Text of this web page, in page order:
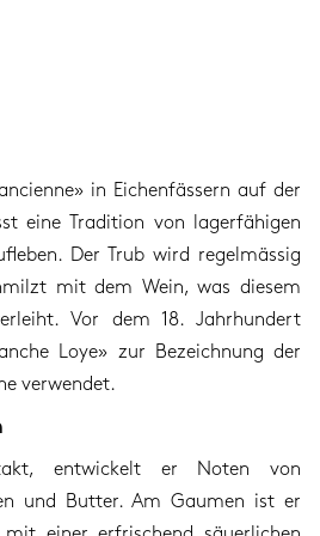
in Eichenfässern auf der
eine Tradition von lagerfähigen
Der Trub wird regelmässig
mit dem Wein, was diesem
Vor dem 18. Jahrhundert
Loye» zur Bezeichnung der
verwendet.
entwickelt er Noten von
und Butter. Am Gaumen ist er